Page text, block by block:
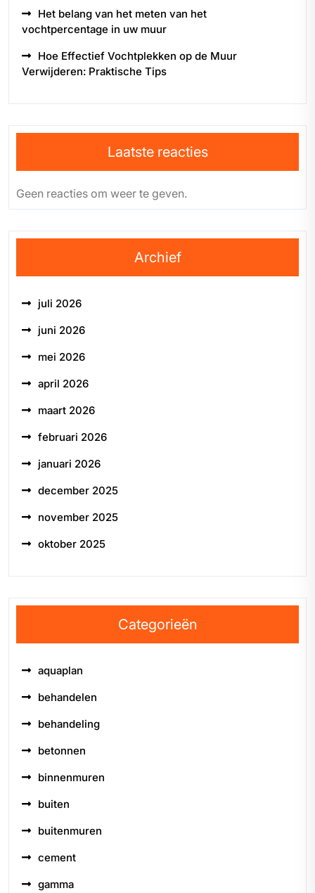
Het belang van het meten van het
vochtpercentage in uw muur
Hoe Effectief Vochtplekken op de Muur
Verwijderen: Praktische Tips
Laatste reacties
Geen reacties om weer te geven.
Archief
juli 2026
juni 2026
mei 2026
april 2026
maart 2026
februari 2026
januari 2026
december 2025
november 2025
oktober 2025
Categorieën
aquaplan
behandelen
behandeling
betonnen
binnenmuren
buiten
buitenmuren
cement
gamma